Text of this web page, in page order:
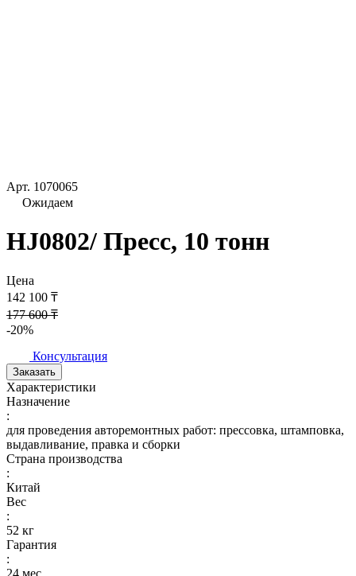
Арт. 1070065
Ожидаем
HJ0802/ Пресс, 10 тонн
Цена
142 100 ₸
177 600 ₸
-20%
Консультация
Заказать
Характеристики
Назначение
:
для проведения авторемонтных работ: прессовка, штамповка,
выдавливание, правка и сборки
Страна производства
:
Китай
Вес
:
52 кг
Гарантия
:
24 мес.